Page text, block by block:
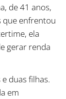
de 41 anos,
que enfrentou
ela
gerar renda
duas filhas.
em